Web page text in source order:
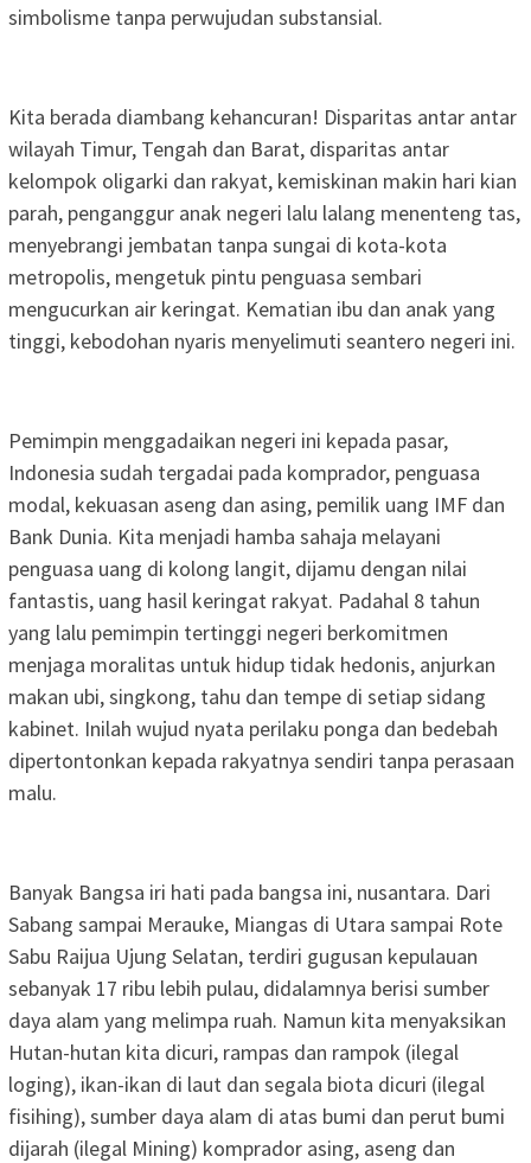
simbolisme tanpa perwujudan substansial.
Kita berada diambang kehancuran! Disparitas antar antar
wilayah Timur, Tengah dan Barat, disparitas antar
kelompok oligarki dan rakyat, kemiskinan makin hari kian
parah, penganggur anak negeri lalu lalang menenteng tas,
menyebrangi jembatan tanpa sungai di kota-kota
metropolis, mengetuk pintu penguasa sembari
mengucurkan air keringat. Kematian ibu dan anak yang
tinggi, kebodohan nyaris menyelimuti seantero negeri ini.
Pemimpin menggadaikan negeri ini kepada pasar,
Indonesia sudah tergadai pada komprador, penguasa
modal, kekuasan aseng dan asing, pemilik uang IMF dan
Bank Dunia. Kita menjadi hamba sahaja melayani
penguasa uang di kolong langit, dijamu dengan nilai
fantastis, uang hasil keringat rakyat. Padahal 8 tahun
yang lalu pemimpin tertinggi negeri berkomitmen
menjaga moralitas untuk hidup tidak hedonis, anjurkan
makan ubi, singkong, tahu dan tempe di setiap sidang
kabinet. Inilah wujud nyata perilaku ponga dan bedebah
dipertontonkan kepada rakyatnya sendiri tanpa perasaan
malu.
Banyak Bangsa iri hati pada bangsa ini, nusantara. Dari
Sabang sampai Merauke, Miangas di Utara sampai Rote
Sabu Raijua Ujung Selatan, terdiri gugusan kepulauan
sebanyak 17 ribu lebih pulau, didalamnya berisi sumber
daya alam yang melimpa ruah. Namun kita menyaksikan
Hutan-hutan kita dicuri, rampas dan rampok (ilegal
loging), ikan-ikan di laut dan segala biota dicuri (ilegal
fisihing), sumber daya alam di atas bumi dan perut bumi
dijarah (ilegal Mining) komprador asing, aseng dan